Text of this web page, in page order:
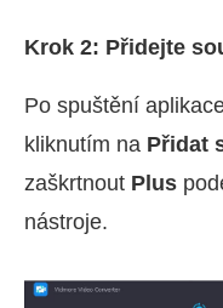
Krok 2: Přidejte
Po spuštění
kliknutím na Přidat
zaškrtnout Plus
nástroje.